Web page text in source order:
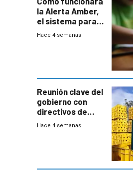
la Alerta Amber,
el sistema para
la búsqueda
Hace 4 semanas
Reunión clave del
gobierno con
directivos de
Fábricas
Hace 4 semanas